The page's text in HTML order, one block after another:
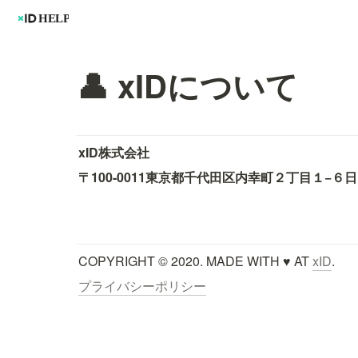
👤 xIDについて
xID株式会社
〒100-0011東京都千代田区内幸町２丁目１−６
COPYRIGHT © 2020. MADE WITH ♥ AT xID.
プライバシーポリシー